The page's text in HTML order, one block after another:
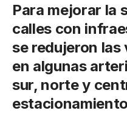
Para mejorar la
calles con
se redujeron
en algunas
sur, norte y